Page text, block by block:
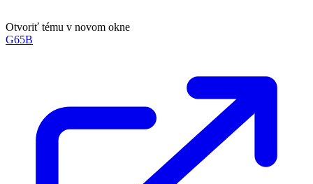
Otvoriť tému v novom okne
G65B